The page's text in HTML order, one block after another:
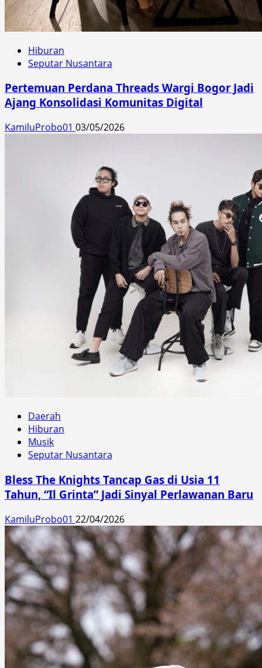
Hiburan
Seputar Nusantara
Pertemuan Perdana Threads Wargi Bogor Jadi
Ajang Konsolidasi Komunitas Digital
KamiluProbo01 03/05/2026
Daerah
Hiburan
Musik
Seputar Nusantara
Bless The Knights Tancap Gas di Usia 11
Tahun, “Il Grinta” Jadi Sinyal Perlawanan Baru
KamiluProbo01 22/04/2026